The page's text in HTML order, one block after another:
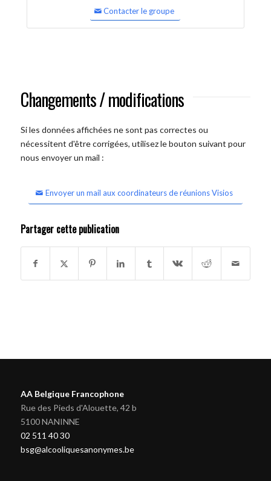
Contacter le groupe
Changements / modifications
Si les données affichées ne sont pas correctes ou
nécessitent d'être corrigées, utilisez le bouton suivant pour
nous envoyer un mail :
Envoyer un mail aux coordinateurs de réunions Visios
Partager cette publication
AA Belgique Francophone
Rue des Pieds d'Alouette, 42 b
5100 NANINNE
02 511 40 30
bsg@alcooliquesanonymes.be